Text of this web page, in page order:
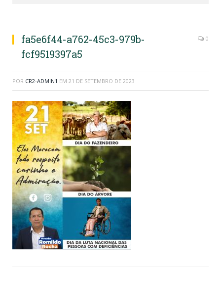
fa5e6f44-a762-45c3-979b-
fcf9519397a5
0
POR CR2-ADMIN1 EM 21 DE SETEMBRO DE 2023